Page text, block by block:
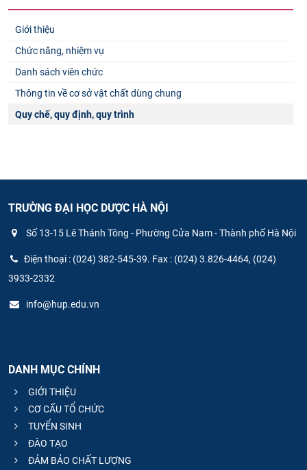
Giới thiệu
Chức năng, nhiệm vụ
Danh sách viên chức
Thông tin về cơ sở vật chất dùng chung
Quy chế, quy định, quy trình
TRƯỜNG ĐẠI HỌC DƯỢC HÀ NỘI
Số 13-15 Lê Thánh Tông - Phường Cửa Nam - Thành phố Hà Nội
Điện thoại : (024) 382-545-39. Fax : (024) 3.826-4464, (024)
3933-2332
info@hup.edu.vn
DANH MỤC CHÍNH
GIỚI THIỆU
CƠ CẤU TỔ CHỨC
TUYỂN SINH
ĐÀO TẠO
ĐẢM BẢO CHẤT LƯỢNG